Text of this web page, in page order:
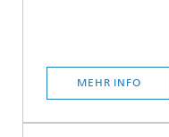
MEHR INFO